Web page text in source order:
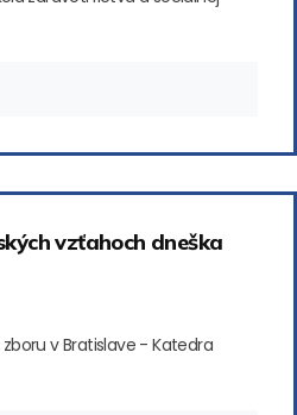
vzťahoch dneška
v Bratislave - Katedra